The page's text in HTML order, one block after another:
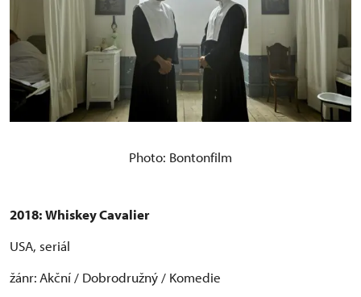
Photo: Bontonfilm
2018:Whiskey Cavalier
USA, seriál
žánr:Akční / Dobrodružný / Komedie